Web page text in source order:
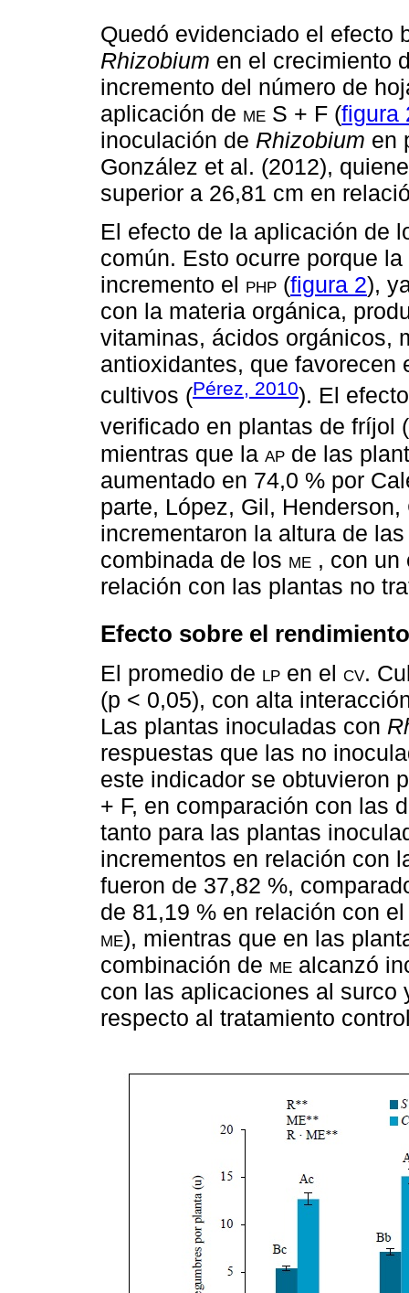
Quedó evidenciado el efecto
Rhizobium en el crecimiento
incremento del número de
aplicación de me S + F (figura
inoculación de Rhizobium en
González et al. (2012),
superior a 26,81 cm en
El efecto de la aplicación de
común. Esto ocurre porque
incremento el php (figura 2),
con la materia orgánica,
vitaminas, ácidos orgánicos,
antioxidantes, que favorecen
cultivos (Pérez, 2010). El
verificado en plantas de fríjol (
mientras que la ap de las
aumentado en 74,0 % por
parte, López, Gil,
incrementaron la altura de
combinada de los me , con un
relación con las plantas no
Efecto sobre el
El promedio de lp en el cv.
(p < 0,05), con alta
Las plantas inoculadas con
respuestas que las no
este indicador se obtuvieron
+ F, en comparación con las
tanto para las plantas
incrementos en relación con
fueron de 37,82 %,
de 81,19 % en relación con
me), mientras que en las
combinación de me alcanzó
con las aplicaciones al surco
respecto al tratamiento